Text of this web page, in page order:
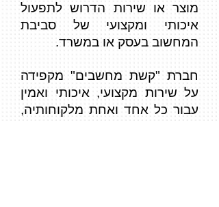
מוצר או שירות הדרוש לתפעול
איכותי ומקצועי של סביבת
המחשוב בעסק או במשרד.
חברת "קשת מחשבים" מקפידה
על שירות מקצועי, איכותי ואמין
עבור כל אחד ואחת מלקוחותיה,